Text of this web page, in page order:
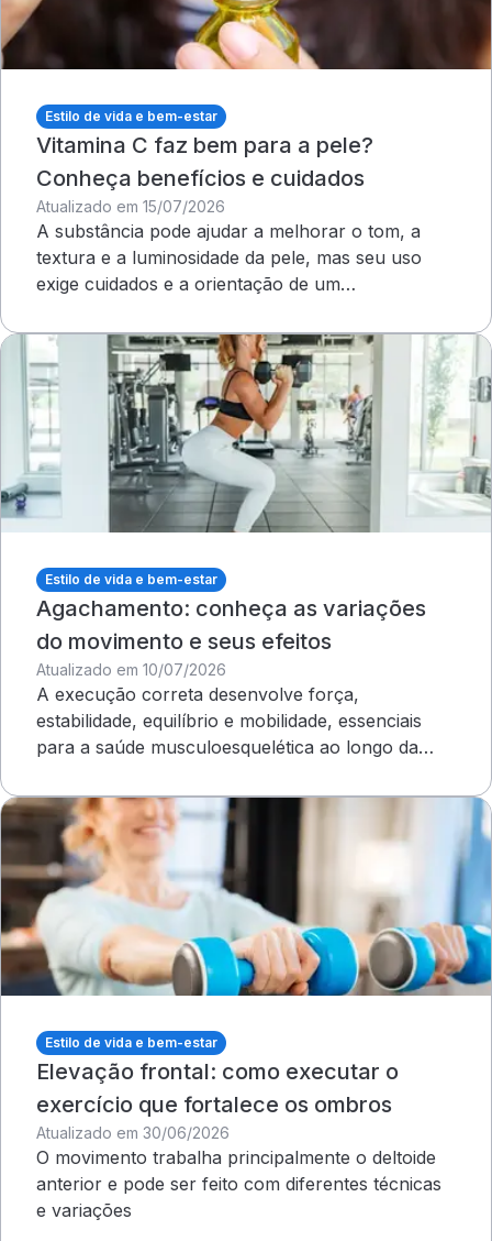
Estilo de vida e bem-estar
Vitamina C faz bem para a pele?
Conheça benefícios e cuidados
Atualizado em 15/07/2026
A substância pode ajudar a melhorar o tom, a
textura e a luminosidade da pele, mas seu uso
exige cuidados e a orientação de um
Estilo de vida e bem-estar
Agachamento: conheça as variações
do movimento e seus efeitos
Atualizado em 10/07/2026
A execução correta desenvolve força,
estabilidade, equilíbrio e mobilidade, essenciais
para a saúde musculoesquelética ao longo da
Estilo de vida e bem-estar
Elevação frontal: como executar o
exercício que fortalece os ombros
Atualizado em 30/06/2026
O movimento trabalha principalmente o deltoide
anterior e pode ser feito com diferentes técnicas
e variações